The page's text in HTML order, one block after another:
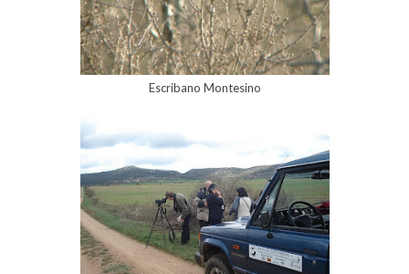
Escribano Montesino